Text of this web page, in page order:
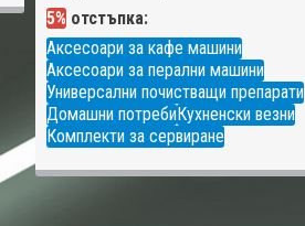
5% отстъпка:
Аксесоари за кафе машини
Аксесоари за перални машини
Универсални почистващи препарати
Домашни потребиКухненски везни
Комплекти за сервиране